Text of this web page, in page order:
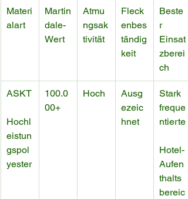
Materi
alart
Martin
dale-
Wert
Atmu
ngsak
tivität
Fleck
enbes
tändig
keit
Beste
r
Einsat
zberei
ch
ASKT
Hochl
eistun
gspol
yester
100.0
00+
Hoch
Ausg
ezeic
hnet
Stark
freque
ntierte
Hotel-
Aufen
thalts
bereic